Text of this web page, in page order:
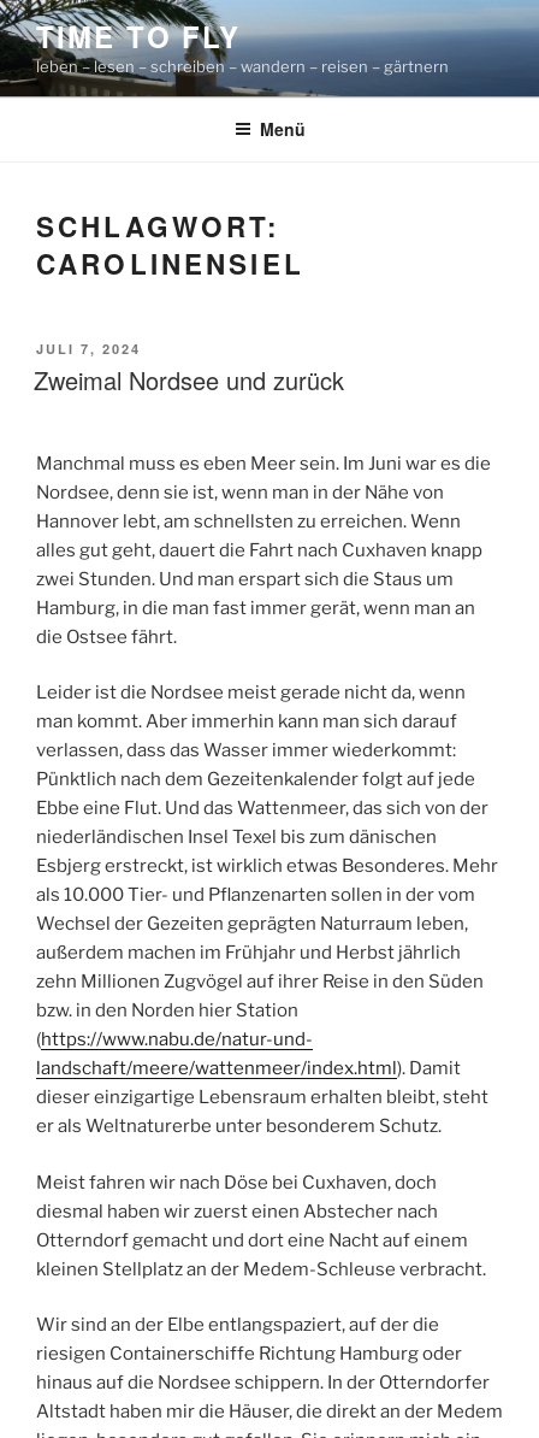
Zum
Inhalt
springen
TIME TO FLY
leben – lesen – schreiben – wandern – reisen – gärtnern
Menü
SCHLAGWORT:
CAROLINENSIEL
VERÖFFENTLICHT
AM
JULI 7, 2024
Zweimal Nordsee und zurück
Manchmal muss es eben Meer sein. Im Juni war es die
Nordsee, denn sie ist, wenn man in der Nähe von
Hannover lebt, am schnellsten zu erreichen. Wenn
alles gut geht, dauert die Fahrt nach Cuxhaven knapp
zwei Stunden. Und man erspart sich die Staus um
Hamburg, in die man fast immer gerät, wenn man an
die Ostsee fährt.
Leider ist die Nordsee meist gerade nicht da, wenn
man kommt. Aber immerhin kann man sich darauf
verlassen, dass das Wasser immer wiederkommt:
Pünktlich nach dem Gezeitenkalender folgt auf jede
Ebbe eine Flut. Und das Wattenmeer, das sich von der
niederländischen Insel Texel bis zum dänischen
Esbjerg erstreckt, ist wirklich etwas Besonderes. Mehr
als 10.000 Tier- und Pflanzenarten sollen in der vom
Wechsel der Gezeiten geprägten Naturraum leben,
außerdem machen im Frühjahr und Herbst jährlich
zehn Millionen Zugvögel auf ihrer Reise in den Süden
bzw. in den Norden hier Station
(https://www.nabu.de/natur-und-
landschaft/meere/wattenmeer/index.html). Damit
dieser einzigartige Lebensraum erhalten bleibt, steht
er als Weltnaturerbe unter besonderem Schutz.
Meist fahren wir nach Döse bei Cuxhaven, doch
diesmal haben wir zuerst einen Abstecher nach
Otterndorf gemacht und dort eine Nacht auf einem
kleinen Stellplatz an der Medem-Schleuse verbracht.
Wir sind an der Elbe entlangspaziert, auf der die
riesigen Containerschiffe Richtung Hamburg oder
hinaus auf die Nordsee schippern. In der Otterndorfer
Altstadt haben mir die Häuser, die direkt an der Medem